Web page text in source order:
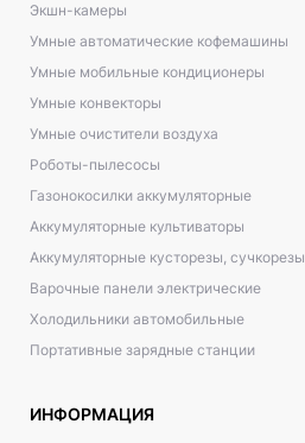
Экшн-камеры
Умные автоматические кофемашины
Умные мобильные кондиционеры
Умные конвекторы
Умные очистители воздуха
Роботы-пылесосы
Газонокосилки аккумуляторные
Аккумуляторные культиваторы
Аккумуляторные кусторезы, сучкорезы
Варочные панели электрические
Холодильники автомобильные
Портативные зарядные станции
ИНФОРМАЦИЯ